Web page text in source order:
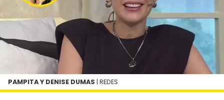
PAMPITA Y DENISE DUMAS | REDES